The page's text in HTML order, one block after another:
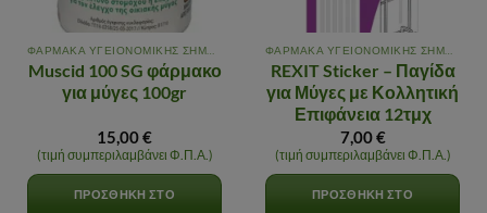
Muscid 100 SG φάρμακο
για μύγες 100gr
15,00€
(τιμή συμπεριλαμβάνει Φ.Π.Α.)
ΠΡΟΣΘΉΚΗ ΣΤΟ
REXIT Sticker – Παγίδα
για Μύγες με Κολλητική
Επιφάνεια 12τμχ
7,00€
(τιμή συμπεριλαμβάνει Φ.Π.Α.)
ΠΡΟΣΘΉΚΗ ΣΤΟ